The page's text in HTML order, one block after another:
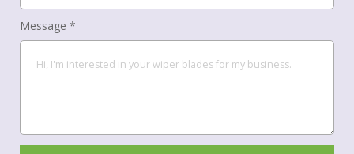
Message *